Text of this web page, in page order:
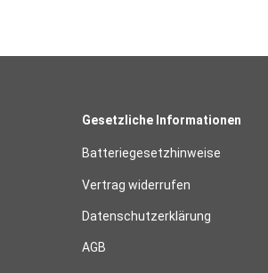
Gesetzliche Informationen
Batteriegesetzhinweise
Vertrag widerrufen
Datenschutzerklärung
AGB